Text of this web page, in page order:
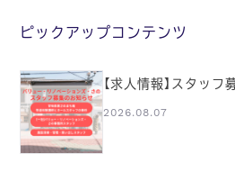
ピックアップコンテンツ
【求人情報】スタッ
2026.08.07